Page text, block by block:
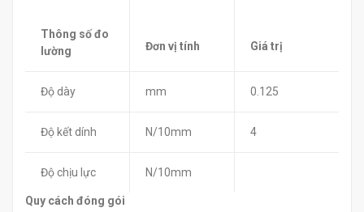
Thông số đo
lường
Đơn vị tính Giá trị
Độ dày mm 0.125
Độ kết dính N/10mm 4
Độ chịu lực N/10mm
Quy cách đóng gói